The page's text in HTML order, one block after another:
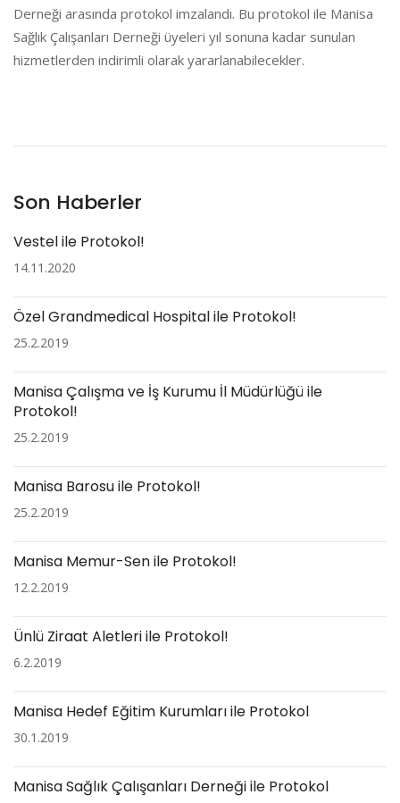
Derneği arasında protokol imzalandı. Bu protokol ile Manisa
Sağlık Çalışanları Derneği üyeleri yıl sonuna kadar sunulan
hizmetlerden indirimli olarak yararlanabilecekler.
Son Haberler
Vestel ile Protokol!
14.11.2020
Özel Grandmedical Hospital ile Protokol!
25.2.2019
Manisa Çalışma ve İş Kurumu İl Müdürlüğü ile
Protokol!
25.2.2019
Manisa Barosu ile Protokol!
25.2.2019
Manisa Memur-Sen ile Protokol!
12.2.2019
Ünlü Ziraat Aletleri ile Protokol!
6.2.2019
Manisa Hedef Eğitim Kurumları ile Protokol
30.1.2019
Manisa Sağlık Çalışanları Derneği ile Protokol